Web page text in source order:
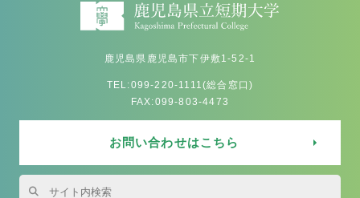
鹿児島県鹿児島市下伊敷1-52-1
TEL:099-220-1111(総合窓口)
FAX:099-803-4473
お問い合わせはこちら